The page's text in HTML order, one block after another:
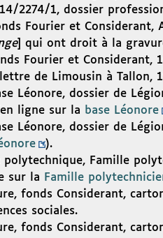
2274/1, dossier
Fourier et Considerant,
] qui ont droit à la
Fourier et Considerant,
de Limousin à Tallon,
Léonore, dossier de
ligne sur la base Léonore
Léonore, dossier de
).
polytechnique, Famille
sur la Famille
fonds Considerant,
sociales.
fonds Considerant,